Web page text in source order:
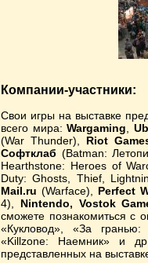
Компании-участники:
Свои игры на выставке
всего мира:Wargaming
(War Thunder), Riot
Софтклаб (Batman:
Hearthstone: Heroes of
Duty: Ghosts, Thief,
Mail.ru (Warface), Perfect
4), Nintendo, Vostok
сможете познакомиться с
«Кукловод», «За
«Killzone: Наемник» и
представленных на